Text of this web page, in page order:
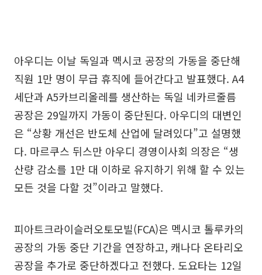
아우디는 이날 독일과 멕시코 공장의 가동을 중단해
직원 1만 명이 무급 휴직에 들어간다고 발표했다. A4
세단과 A5카브리올레를 생산하는 독일 네카르줄름
공장은 29일까지 가동이 중단된다. 아우디의 대변인
은 “상황 개선은 반도체 산업에 달려있다”고 설명했
다. 마르쿠스 뒤스만 아우디 경영이사회 의장은 “생
산량 감소를 1만 대 이하로 유지하기 위해 할 수 있는
모든 것을 다할 것”이라고 말했다.
피아트크라이슬러오토모빌(FCA)은 멕시코 톨루카의
공장의 가동 중단 기간을 연장하고, 캐나다 온타리오
공장을 추가로 중단하겠다고 전했다. 도요타는 12일